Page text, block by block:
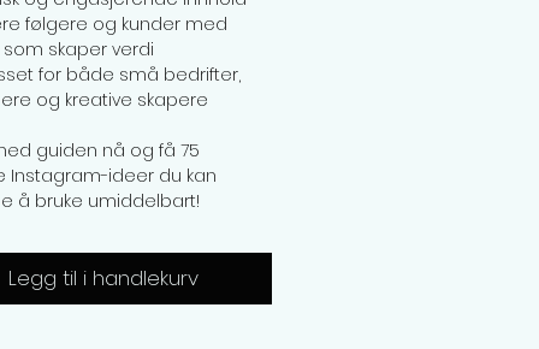
følgere og kunder med
skaper verdi
for både små bedrifter,
og kreative skapere
guiden nå og få 75
Instagram-ideer du kan
å bruke umiddelbart!
Legg til i handlekurv